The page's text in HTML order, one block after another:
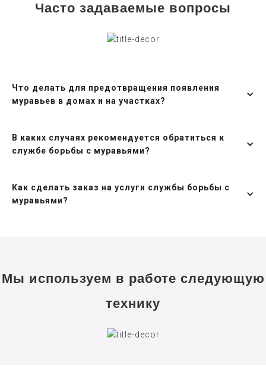
Часто задаваемые вопросы
Что делать для предотвращения появления
муравьев в домах и на участках?
В каких случаях рекомендуется обратиться к
службе борьбы с муравьями?
Как сделать заказ на услуги службы борьбы с
муравьями?
Мы используем в работе следующую
технику